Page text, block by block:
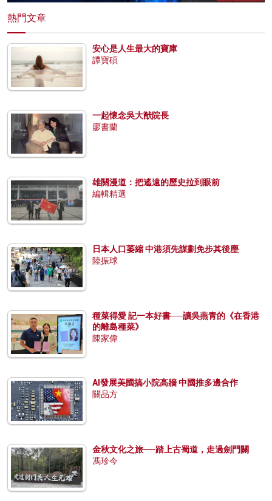
熱門文章
安心是人生最大的寶庫
譚寶碩
一起懷念吳大猷院長
廖書蘭
雄關漫道：把遙遠的歷史拉到眼前
編輯精選
日本人口萎縮 中港須先謀劃免步其後塵
陸振球
種菜得愛 記一本好書──讀吳燕青的《在香港
的離島種菜》
陳家偉
AI發展美國搞小院高牆 中國推多邊合作
關品方
金秋文化之旅──踏上古蜀道，走過劍門關
馮珍今